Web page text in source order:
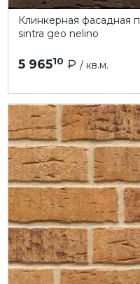
Клинкерная фасадная
sintra geo nelino
5 96510 ₽ / кв.м.